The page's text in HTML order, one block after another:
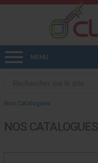
MENU
Nos Catalogues
NOS CATALOGUES